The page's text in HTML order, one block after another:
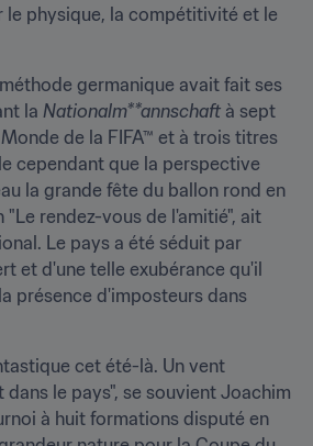
le physique, la compétitivité et le
germanique avait fait ses
la Nationalm**annschaft à sept
de la FIFA™ et à trois titres
cependant que la perspective
la grande fête du ballon rond en
rendez-vous de l'amitié", ait
Le pays a été séduit par
et d'une telle exubérance qu'il
présence d'imposteurs dans
cet été-là. Un vent
le pays", se souvient Joachim
à huit formations disputé en